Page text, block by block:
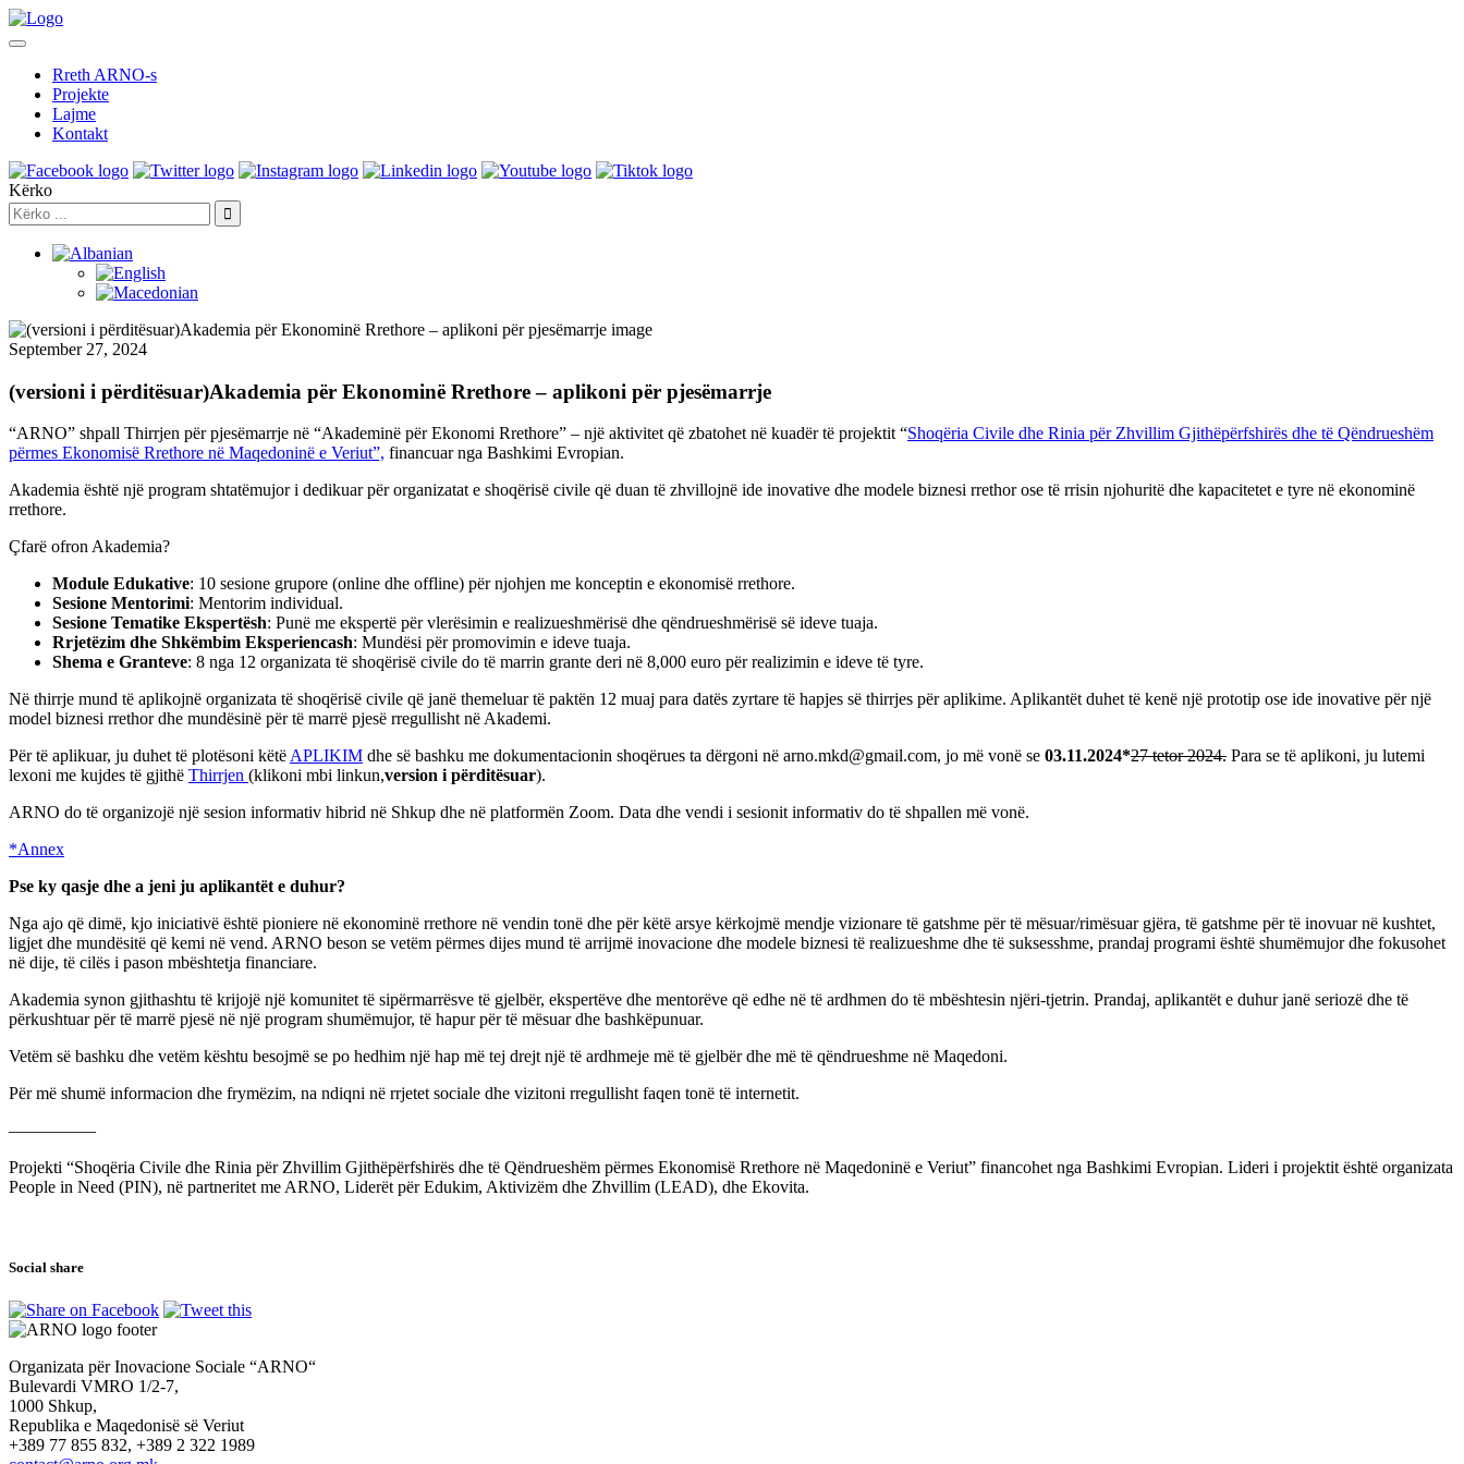
Rreth ARNO-s
Projekte
Lajme
Kontakt
Kërko
September 27, 2024
(versioni i përditësuar)Akademia për Ekonominë Rrethore – aplikoni për pjesëmarrje
“ARNO” shpall Thirrjen për pjesëmarrje në “Akademinë për Ekonomi Rrethore” – një aktivitet që zbatohet në kuadër të projektit “Shoqëria Civile dhe Rinia për Zhvillim Gjithëpërfshirës dhe të Qëndrueshëm
përmes Ekonomisë Rrethore në Maqedoninë e Veriut”, financuar nga Bashkimi Evropian.
Akademia është një program shtatëmujor i dedikuar për organizatat e shoqërisë civile që duan të zhvillojnë ide inovative dhe modele biznesi rrethor ose të rrisin njohuritë dhe kapacitetet e tyre në ekonominë
rrethore.
Çfarë ofron Akademia?
Module Edukative: 10 sesione grupore (online dhe offline) për njohjen me konceptin e ekonomisë rrethore.
Sesione Mentorimi: Mentorim individual.
Sesione Tematike Ekspertësh: Punë me ekspertë për vlerësimin e realizueshmërisë dhe qëndrueshmërisë së ideve tuaja.
Rrjetëzim dhe Shkëmbim Eksperiencash: Mundësi për promovimin e ideve tuaja.
Shema e Granteve: 8 nga 12 organizata të shoqërisë civile do të marrin grante deri në 8,000 euro për realizimin e ideve të tyre.
Në thirrje mund të aplikojnë organizata të shoqërisë civile që janë themeluar të paktën 12 muaj para datës zyrtare të hapjes së thirrjes për aplikime. Aplikantët duhet të kenë një prototip ose ide inovative për një
model biznesi rrethor dhe mundësinë për të marrë pjesë rregullisht në Akademi.
Për të aplikuar, ju duhet të plotësoni këtëAPLIKIM dhe së bashku me dokumentacionin shoqërues ta dërgoni në arno.mkd@gmail.com, jo më vonë se 03.11.2024*27 tetor 2024. Para se të aplikoni, ju lutemi
lexoni me kujdes të gjithë Thirrjen (klikoni mbi linkun,version i përditësuar).
ARNO do të organizojë një sesion informativ hibrid në Shkup dhe në platformën Zoom. Data dhe vendi i sesionit informativ do të shpallen më vonë.
*Annex
Pse ky qasje dhe a jeni ju aplikantët e duhur?
Nga ajo që dimë, kjo iniciativë është pioniere në ekonominë rrethore në vendin tonë dhe për këtë arsye kërkojmë mendje vizionare të gatshme për të mësuar/rimësuar gjëra, të gatshme për të inovuar në kushtet,
ligjet dhe mundësitë që kemi në vend. ARNO beson se vetëm përmes dijes mund të arrijmë inovacione dhe modele biznesi të realizueshme dhe të suksesshme, prandaj programi është shumëmujor dhe fokusohet
në dije, të cilës i pason mbështetja financiare.
Akademia synon gjithashtu të krijojë një komunitet të sipërmarrësve të gjelbër, ekspertëve dhe mentorëve që edhe në të ardhmen do të mbështesin njëri-tjetrin. Prandaj, aplikantët e duhur janë seriozë dhe të
përkushtuar për të marrë pjesë në një program shumëmujor, të hapur për të mësuar dhe bashkëpunuar.
Vetëm së bashku dhe vetëm kështu besojmë se po hedhim një hap më tej drejt një të ardhmeje më të gjelbër dhe më të qëndrueshme në Maqedoni.
Për më shumë informacion dhe frymëzim, na ndiqni në rrjetet sociale dhe vizitoni rregullisht faqen tonë të internetit.
—————
Projekti “Shoqëria Civile dhe Rinia për Zhvillim Gjithëpërfshirës dhe të Qëndrueshëm përmes Ekonomisë Rrethore në Maqedoninë e Veriut” financohet nga Bashkimi Evropian. Lideri i projektit është organizata
People in Need (PIN), në partneritet me ARNO, Liderët për Edukim, Aktivizëm dhe Zhvillim (LEAD), dhe Ekovita.
Social share
Organizata për Inovacione Sociale “ARNO“
Bulevardi VMRO 1/2-7,
1000 Shkup,
Republika e Maqedonisë së Veriut
+389 77 855 832, +389 2 322 1989